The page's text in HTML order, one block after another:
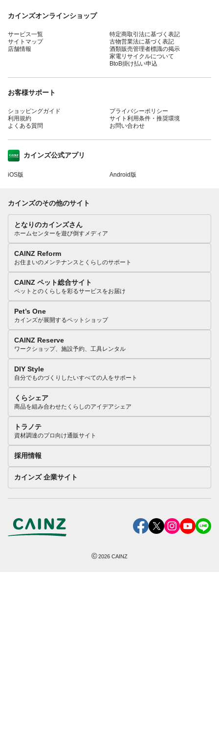
カインズオンラインショップ
サービス一覧
サイトマップ
店舗情報
特定商取引法に基づく表記
古物営業法に基づく表記
酒類販売管理者標識の掲示
家電リサイクルについて
BtoB掛け払い申込
お客様サポート
ショッピングガイド
利用規約
よくある質問
プライバシーポリシー
サイト利用条件・推奨環境
お問い合わせ
カインズ公式アプリ
iOS版 Android版
カインズのその他のサイト
となりのカインズさん
ホームセンターを遊び倒すメディア
CAINZ Reform
お住まいのメンテナンスとくらしのサポート
CAINZ ペット総合サイト
ペットとのくらしを彩るサービスをお届け
Pet’s One
カインズが展開するペットショップ
CAINZ Reserve
ワークショップ、施設予約、工具レンタル
DIY Style
自分でものづくりしたいすべての人をサポート
くらシェア
商品を組み合わせたくらしのアイデアシェア
トラノテ
資材調達のプロ向け通販サイト
採用情報
カインズ 企業サイト
©2026 CAINZ